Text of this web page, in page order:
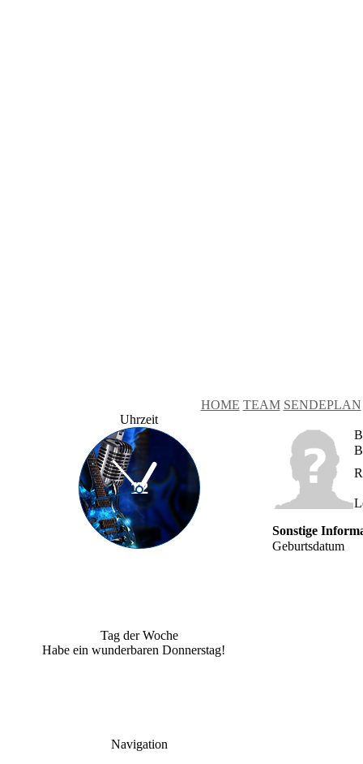
HOME TEAM SENDEPLAN
Uhrzeit
Tag der Woche
Habe ein wunderbaren Donnerstag!
Navigation
Sonstige
Geburtsdatum